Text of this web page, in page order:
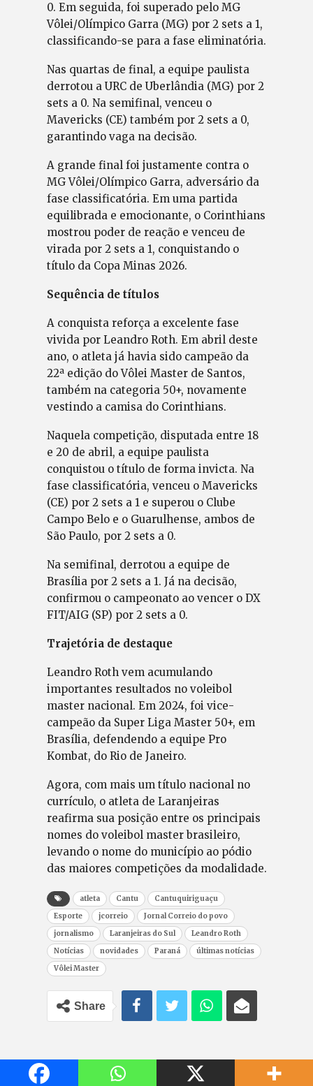
0. Em seguida, foi superado pelo MG
Vôlei/Olímpico Garra (MG) por 2 sets a 1,
classificando-se para a fase eliminatória.
Nas quartas de final, a equipe paulista
derrotou a URC de Uberlândia (MG) por 2
sets a 0. Na semifinal, venceu o
Mavericks (CE) também por 2 sets a 0,
garantindo vaga na decisão.
A grande final foi justamente contra o
MG Vôlei/Olímpico Garra, adversário da
fase classificatória. Em uma partida
equilibrada e emocionante, o Corinthians
mostrou poder de reação e venceu de
virada por 2 sets a 1, conquistando o
título da Copa Minas 2026.
Sequência de títulos
A conquista reforça a excelente fase
vivida por Leandro Roth. Em abril deste
ano, o atleta já havia sido campeão da
22ª edição do Vôlei Master de Santos,
também na categoria 50+, novamente
vestindo a camisa do Corinthians.
Naquela competição, disputada entre 18
e 20 de abril, a equipe paulista
conquistou o título de forma invicta. Na
fase classificatória, venceu o Mavericks
(CE) por 2 sets a 1 e superou o Clube
Campo Belo e o Guarulhense, ambos de
São Paulo, por 2 sets a 0.
Na semifinal, derrotou a equipe de
Brasília por 2 sets a 1. Já na decisão,
confirmou o campeonato ao vencer o DX
FIT/AIG (SP) por 2 sets a 0.
Trajetória de destaque
Leandro Roth vem acumulando
importantes resultados no voleibol
master nacional. Em 2024, foi vice-
campeão da Super Liga Master 50+, em
Brasília, defendendo a equipe Pro
Kombat, do Rio de Janeiro.
Agora, com mais um título nacional no
currículo, o atleta de Laranjeiras
reafirma sua posição entre os principais
nomes do voleibol master brasileiro,
levando o nome do município ao pódio
das maiores competições da modalidade.
atleta Cantu
Cantuquiriguaçu
Esporte
jcorreio
Jornal Correio do povo
jornalismo
Laranjeiras do Sul
Leandro Roth
Notícias
novidades Paraná
últimas notícias
Vôlei Master
Share